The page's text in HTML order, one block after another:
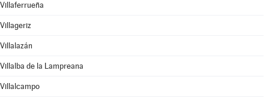
Villaferrueña
Villageriz
Villalazán
Villalba de la Lampreana
Villalcampo